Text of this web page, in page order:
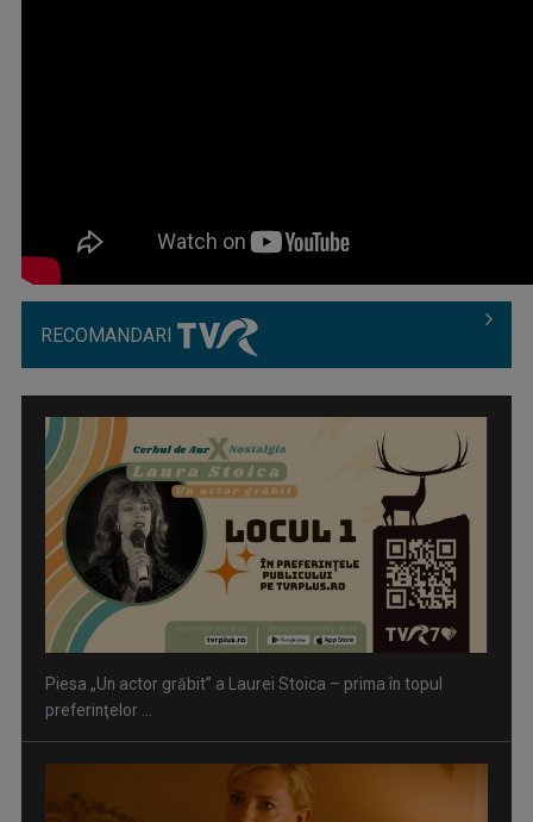
RECOMANDARI
Cate Blanchett este „Blue Jasmine” – sâmbătă seară, la TVR
1